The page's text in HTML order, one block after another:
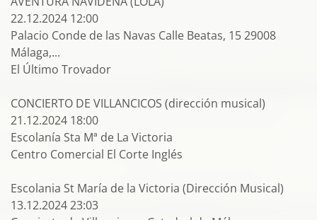
22.12.2024 12:00
Palacio Conde de las Navas Calle Beatas, 15 29008
Málaga,...
El Último Trovador
CONCIERTO DE VILLANCICOS (dirección musical)
21.12.2024 18:00
Escolanía Sta Mª de La Victoria
Centro Comercial El Corte Inglés
Escolania St María de la Victoria (Dirección Musical)
13.12.2024 23:03